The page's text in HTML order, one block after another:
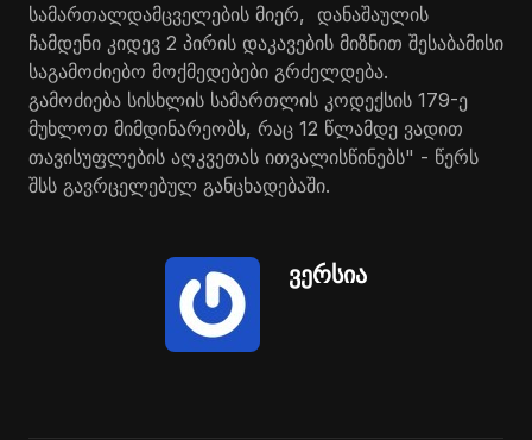
სამართალდამცველების მიერ, დანაშაულის
ჩამდენი კიდევ 2 პირის დაკავების მიზნით შესაბამისი
საგამოძიებო მოქმედებები გრძელდება.
გამოძიება სისხლის სამართლის კოდექსის 179-ე
მუხლოთ მიმდინარეობს, რაც 12 წლამდე ვადით
თავისუფლების აღკვეთას ითვალისწინებს" - წერს
შსს გავრცელებულ განცხადებაში.
ვერსია